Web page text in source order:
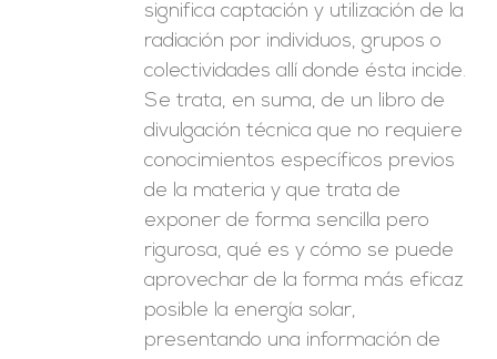
significa captación y utilización de la
radiación por individuos, grupos o
colectividades allí donde ésta incide.
Se trata, en suma, de un libro de
divulgación técnica que no requiere
conocimientos específicos previos
de la materia y que trata de
exponer de forma sencilla pero
rigurosa, qué es y cómo se puede
aprovechar de la forma más eficaz
posible la energía solar,
presentando una información de